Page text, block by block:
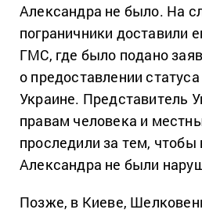
Александра не было. На
пограничники доставили
ГМС, где было подано
о предоставлении
Украине. Представитель
правам человека и
проследили за тем, чтобы
Александра не были
Позже, в Киеве,